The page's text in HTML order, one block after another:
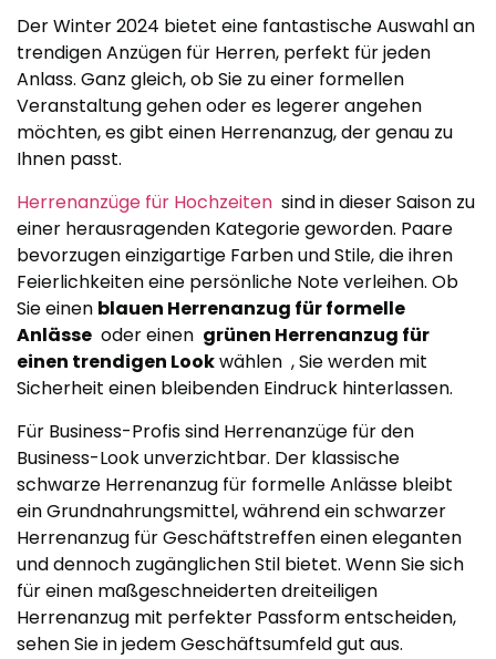
Der Winter 2024 bietet eine fantastische Auswahl an
trendigen Anzügen für Herren, perfekt für jeden
Anlass. Ganz gleich, ob Sie zu einer formellen
Veranstaltung gehen oder es legerer angehen
möchten, es gibt einen Herrenanzug, der genau zu
Ihnen passt.
Herrenanzüge für Hochzeiten sind in dieser Saison zu
einer herausragenden Kategorie geworden. Paare
bevorzugen einzigartige Farben und Stile, die ihren
Feierlichkeiten eine persönliche Note verleihen. Ob
Sie einen blauen Herrenanzug für formelle
Anlässe oder einen grünen Herrenanzug für
einen trendigen Lookwählen , Sie werden mit
Sicherheit einen bleibenden Eindruck hinterlassen.
Für Business-Profis sind Herrenanzüge für den
Business-Look unverzichtbar. Der klassische
schwarze Herrenanzug für formelle Anlässe bleibt
ein Grundnahrungsmittel, während ein schwarzer
Herrenanzug für Geschäftstreffen einen eleganten
und dennoch zugänglichen Stil bietet. Wenn Sie sich
für einen maßgeschneiderten dreiteiligen
Herrenanzug mit perfekter Passform entscheiden,
sehen Sie in jedem Geschäftsumfeld gut aus.